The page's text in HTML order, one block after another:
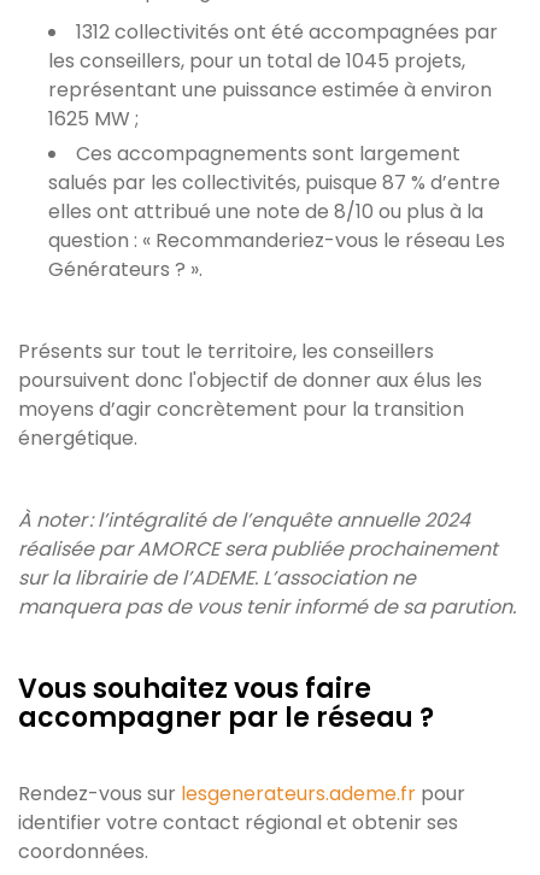
1312 collectivités ont été accompagnées par
les conseillers, pour un total de 1045 projets,
représentant une puissance estimée à environ
1625 MW ;
Ces accompagnements sont largement
salués par les collectivités, puisque 87 % d’entre
elles ont attribué une note de 8/10 ou plus à la
question : « Recommanderiez-vous le réseau Les
Générateurs ? ».
Présents sur tout le territoire, les conseillers
poursuivent donc l'objectif de donner aux élus les
moyens d’agir concrètement pour la transition
énergétique.
À noter : l’intégralité de l’enquête annuelle 2024
réalisée par AMORCE sera publiée prochainement
sur la librairie de l’ADEME. L’association ne
manquera pas de vous tenir informé de sa parution.
Vous souhaitez vous faire
accompagner par le réseau ?
Rendez-vous sur lesgenerateurs.ademe.fr pour
identifier votre contact régional et obtenir ses
coordonnées.